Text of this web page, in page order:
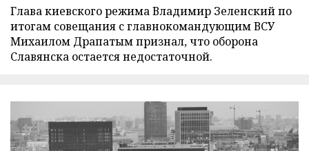
Глава киевского режима Владимир Зеленский по
итогам совещания с главнокомандующим ВСУ
Михаилом Драпатым признал, что оборона
Славянска остается недостаточной.